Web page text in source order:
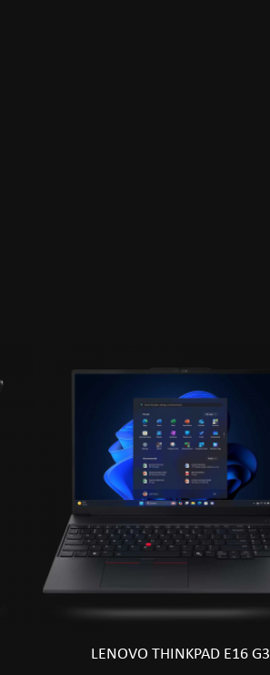
LENOVO THINKPAD E16 G3